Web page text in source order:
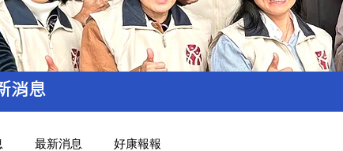
消息
最新消息 好康報報